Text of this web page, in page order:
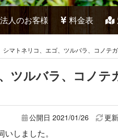
法人のお客様 料金表
シマトネリコ、エゴ、ツルバラ、コノテ
ツルバラ、コノテ
公開日 2021/01/26 更
しました。